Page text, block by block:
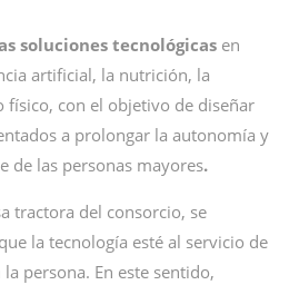
soluciones tecnológicas en
artificial, la nutrición, la
físico, con el objetivo de diseñar
a prolongar la autonomía y
de las personas mayores.
tractora del consorcio, se
la tecnología esté al servicio de
persona. En este sentido,